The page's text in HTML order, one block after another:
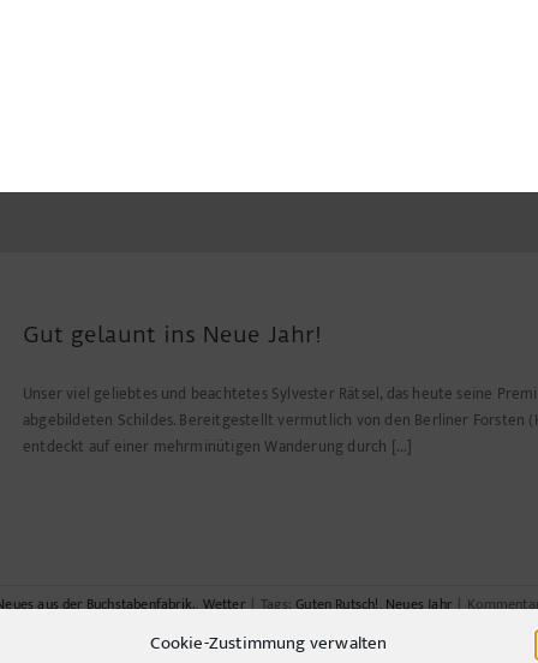
Cookie-Zustimmung verwalten
Gut gelaunt ins Neue Jahr!
Unser viel geliebtes und beachtetes Sylvester Rätsel, das heute seine
abgebildeten Schildes. Bereitgestellt vermutlich von den Berliner Forsten
entdeckt auf einer mehrminütigen Wanderung durch [...]
aus der Buchstabenfabrik.,Wetter | Tags:Guten Rutsch!,Neues Jahr |